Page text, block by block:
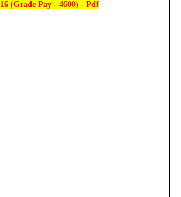
16 (Grade Pay - 4600) - Pdf